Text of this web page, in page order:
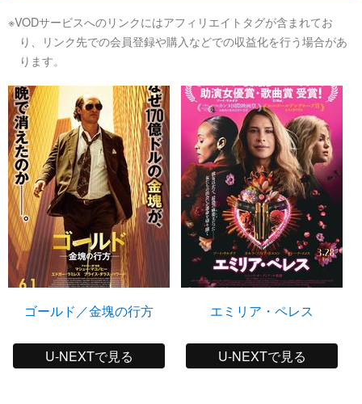
※VODサービスへのリンクにはアフィリエイトタグが含まれてお
り、リンク先での会員登録や購入などでの収益化を行う場合があ
ります。
ゴールド／金塊の行方
U-NEXTで見る
エミリア・ペレス
U-NEXTで見る